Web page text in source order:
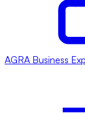
AGRA Business